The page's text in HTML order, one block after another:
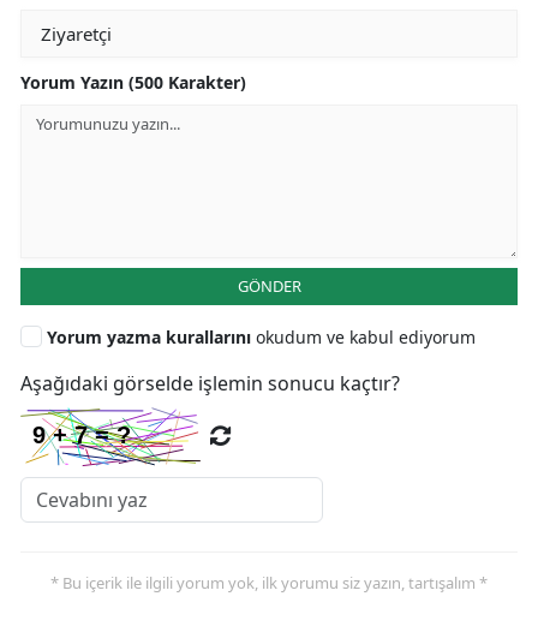
Yorum Yazın (500 Karakter)
GÖNDER
Yorum yazma kurallarını okudum ve kabul ediyorum
Aşağıdaki görselde işlemin sonucu kaçtır?
* Bu içerik ile ilgili yorum yok, ilk yorumu siz yazın, tartışalım *